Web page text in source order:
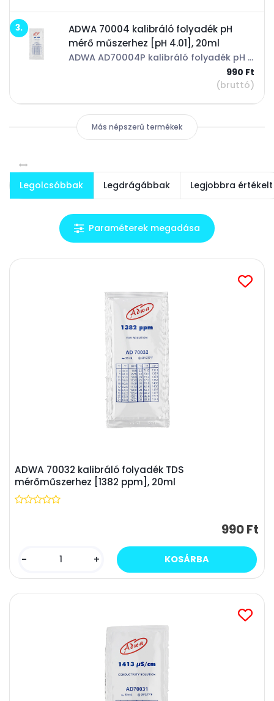
3.
ADWA 70004 kalibráló folyadék pH
mérő műszerhez [pH 4.01], 20ml
ADWA AD70004P kalibráló folyadék pH műszerekhez ADWA digitális pH és hőmérséklet mérő műszer pH értéke: 4,01 Bármilyen kalibrálható pH műszerhez használható!
990 Ft
(bruttó)
Más népszerű termékek
Legolcsóbbak Legdrágábbak Legjobbra értékelt
ADWA 70032 kalibráló folyadék TDS
mérőműszerhez [1382 ppm], 20ml
990 Ft
- +